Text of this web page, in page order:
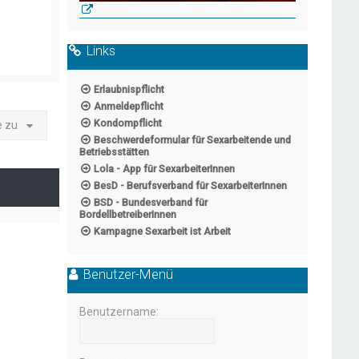
zu
Links
Erlaubnispflicht
Anmeldepflicht
Kondompflicht
Beschwerdeformular für Sexarbeitende und
Betriebsstätten
Lola - App für SexarbeiterInnen
BesD - Berufsverband für SexarbeiterInnen
BSD - Bundesverband für
BordellbetreiberInnen
Kampagne Sexarbeit ist Arbeit
Benutzer-Menü
Benutzername: